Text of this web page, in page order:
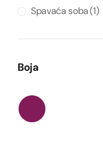
Spavaća soba(1)
Boja